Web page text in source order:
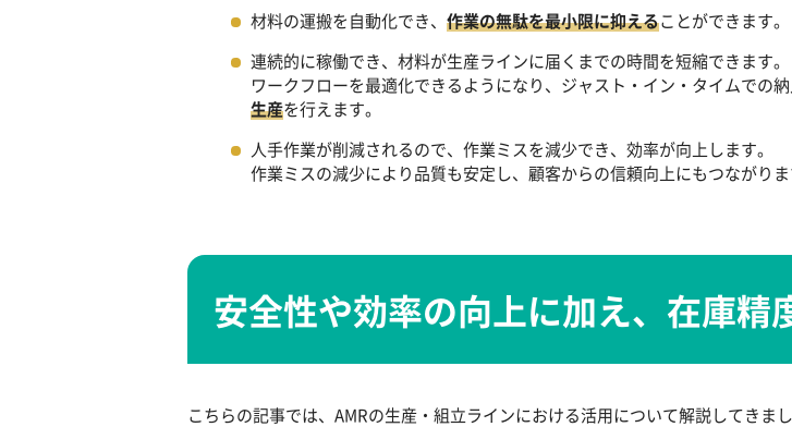
材料の運搬を自動化でき、 作業の無駄を最小限に抑えることができます。
連続的に稼働でき、材料が生産ラインに届くまでの時間を短縮できます。
ワークフローを最適化できるようになり、ジャスト・イン・タイムでの納
生産を行えます。
人手作業が削減されるので、作業ミスを減少でき、効率が向上します。
作業ミスの減少により品質も安定し、顧客からの信頼向上にもつながりま
安全性や効率の向上に加え、在庫精
こちらの記事では、AMRの生産・組立ラインにおける活用について解説してき